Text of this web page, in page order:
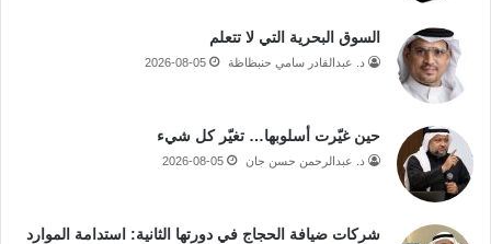
السوق البحرية التي لا تتعلم
د. عبدالقادر سامي حنبظاظة 2026-08-05
حين غيّرت أسلوبها… تغيّر كل شيء
د. عبدالرحمن حسن جان 2026-08-05
شركات ضيافة الحجاج في دورتها الثانية: استدامة الموارد